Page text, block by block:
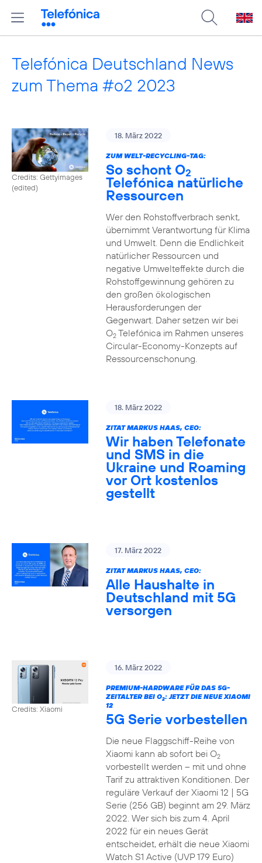
Telefónica Deutschland News
zum Thema #o2 2023
Credits: Gettyimages
(edited)
18. März 2022
ZUM WELT-RECYCLING-TAG:
So schont O2
Telefónica natürliche
Ressourcen
Wer den Rohstoffverbrach senkt,
übernimmt Verantwortung für Klima
und Umwelt. Denn die Endlichkeit
natürlicher Ressourcen und
negative Umwelteffekte durch die
Rohstoffgewinnung gehören zu
den großen ökologischen
Herausforderungen der
Gegenwart. Daher setzen wir bei
O2Telefónica im Rahmen unseres
Circular-Economy-Konzepts auf
Ressourcenschonung.
18. März 2022
ZITAT MARKUS HAAS, CEO:
Wir haben Telefonate
und SMS in die
Ukraine und Roaming
vor Ort kostenlos
gestellt
17. März 2022
ZITAT MARKUS HAAS, CEO:
Alle Haushalte in
Deutschland mit 5G
versorgen
Credits: Xiaomi
16. März 2022
PREMIUM-HARDWARE FÜR DAS 5G-
ZEITALTER BEI O2: JETZT DIE NEUE XIAOMI
12
5G Serie vorbestellen
Die neue Flaggschiff-Reihe von
Xiaomi kann ab sofort bei O2
vorbestellt werden – mit und ohne
Tarif zu attraktiven Konditionen. Der
reguläre Verkauf der Xiaomi 12 | 5G
Serie (256 GB) beginnt am 29. März
2022. Wer sich bis zum 4. April
2022 für ein neues Gerät
entscheidet, erhält die neue Xiaomi
Watch S1 Active (UVP 179 Euro)